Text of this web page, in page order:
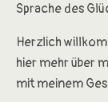
Sprache des
Herzlich
hier mehr über
mit meinem